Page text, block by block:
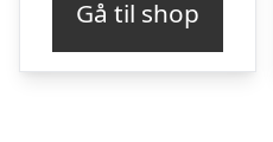
Gå til shop